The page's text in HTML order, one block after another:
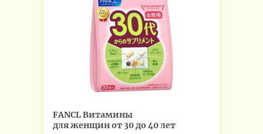
FANCL Витамины
для женщин от 30 до 40 лет